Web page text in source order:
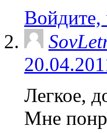
Войдите,
Легкое,
Мне